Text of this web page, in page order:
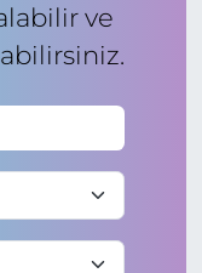
ve